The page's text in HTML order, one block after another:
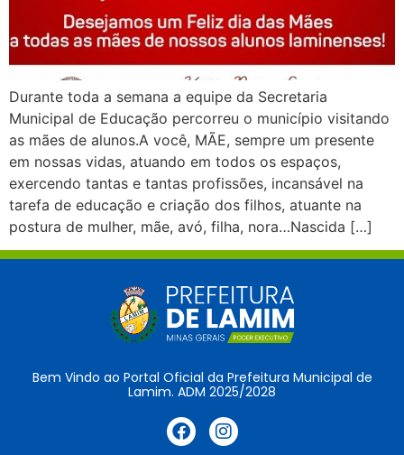
Durante toda a semana a equipe da Secretaria
Municipal de Educação percorreu o município visitando
as mães de alunos.A você, MÃE, sempre um presente
em nossas vidas, atuando em todos os espaços,
exercendo tantas e tantas profissões, incansável na
tarefa de educação e criação dos filhos, atuante na
postura de mulher, mãe, avó, filha, nora…Nascida […]
Bem Vindo ao Portal Oficial da Prefeitura Municipal de
Lamim. ADM 2025/2028